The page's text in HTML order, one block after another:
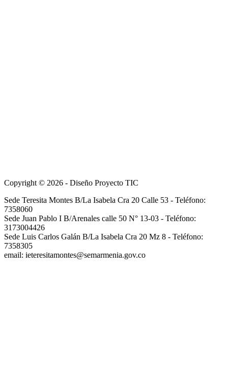
Copyright © 2026 - Diseño Proyecto TIC
Sede Teresita Montes B/La Isabela Cra 20 Calle 53 - Teléfono:
7358060
Sede Juan Pablo I B/Arenales calle 50 N° 13-03 - Teléfono:
3173004426
Sede Luis Carlos Galán B/La Isabela Cra 20 Mz 8 - Teléfono:
7358305
email: ieteresitamontes@semarmenia.gov.co